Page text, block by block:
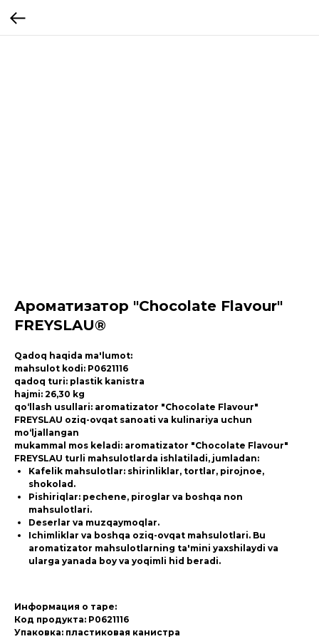
Ароматизатор "Chocolate Flavour"
FREYSLAU®
Qadoq haqida ma'lumot:
mahsulot kodi: P0621116
qadoq turi: plastik kanistra
hajmi: 26,30 kg
qo‘llash usullari: aromatizator "Chocolate Flavour"
FREYSLAU oziq-ovqat sanoati va kulinariya uchun
mo‘ljallangan
mukammal mos keladi: aromatizator "Chocolate Flavour"
FREYSLAU turli mahsulotlarda ishlatiladi, jumladan:
Kafelik mahsulotlar: shirinliklar, tortlar, pirojnoe,
shokolad.
Pishiriqlar: pechene, piroglar va boshqa non
mahsulotlari.
Deserlar va muzqaymoqlar.
Ichimliklar va boshqa oziq-ovqat mahsulotlari. Bu
aromatizator mahsulotlarning ta'mini yaxshilaydi va
ularga yanada boy va yoqimli hid beradi.
Информация о таре:
Код продукта: P0621116
Упаковка: пластиковая канистра